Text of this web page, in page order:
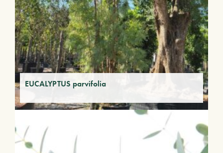
EUCALYPTUS parvifolia